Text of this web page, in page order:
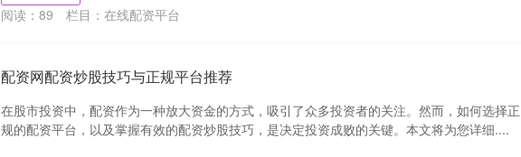
阅读： 89 栏目： 在线配资平台
配资网配资炒股技巧与正规平台推荐
在股市投资中，配资作为一种放大资金的方式，吸引了众多投资者的关注。然而，如何选择正
规的配资平台，以及掌握有效的配资炒股技巧，是决定投资成败的关键。本文将为您详细....